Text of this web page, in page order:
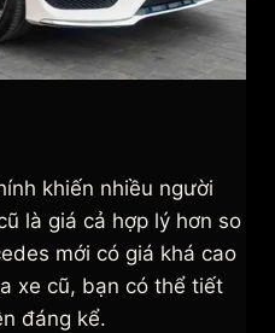
khiến nhiều người
là giá cả hợp lý hơn so
mới có giá khá cao
xe cũ, bạn có thể tiết
đáng kể.